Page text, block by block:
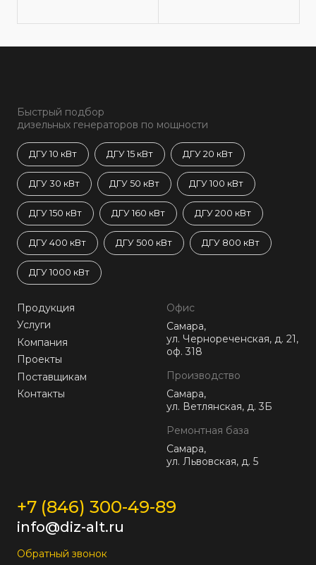
Быстрый подбор
дизельных генераторов по мощности
ДГУ 10 кВт ДГУ 15 кВт ДГУ 20 кВт
ДГУ 30 кВт ДГУ 50 кВт ДГУ 100 кВт
ДГУ 150 кВт ДГУ 160 кВт ДГУ 200 кВт
ДГУ 400 кВт ДГУ 500 кВт ДГУ 800 кВт
ДГУ 1000 кВт
Продукция
Услуги
Компания
Проекты
Поставщикам
Контакты
Офис
Самара,
ул. Чернореченская, д. 21,
оф. 318
Производство
Самара,
ул. Ветлянская, д. 3Б
Ремонтная база
Самара,
ул. Львовская, д. 5
+7 (846) 300-49-89
info@diz-alt.ru
Обратный звонок